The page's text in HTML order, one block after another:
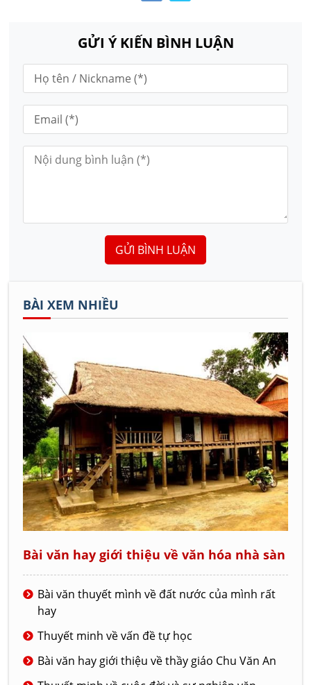
GỬI Ý KIẾN BÌNH LUẬN
GỬI BÌNH LUẬN
BÀI XEM NHIỀU
Bài văn hay giới thiệu về văn hóa nhà sàn
Bài văn thuyết mình về đất nước của mình rất
hay
Thuyết minh về vấn đề tự học
Bài văn hay giới thiệu về thầy giáo Chu Văn An